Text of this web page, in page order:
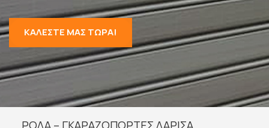
ΚΑΛΕΣΤΕ ΜΑΣ ΤΩΡΑ!
ΡΟΛΑ – ΓΚΑΡΑΖΟΠΟΡΤΕΣ ΛΑΡΙΣΑ